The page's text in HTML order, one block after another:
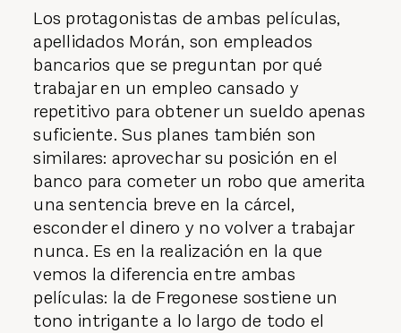
Los protagonistas de ambas películas,
apellidados Morán, son empleados
bancarios que se preguntan por qué
trabajar en un empleo cansado y
repetitivo para obtener un sueldo apenas
suficiente. Sus planes también son
similares: aprovechar su posición en el
banco para cometer un robo que amerita
una sentencia breve en la cárcel,
esconder el dinero y no volver a trabajar
nunca. Es en la realización en la que
vemos la diferencia entre ambas
películas: la de Fregonese sostiene un
tono intrigante a lo largo de todo el